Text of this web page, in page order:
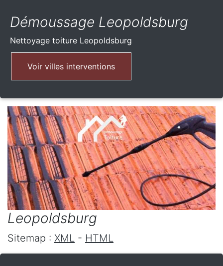
Démoussage Leopoldsburg
Nettoyage toiture Leopoldsburg
Voir villes interventions
Leopoldsburg
Sitemap : XML - HTML